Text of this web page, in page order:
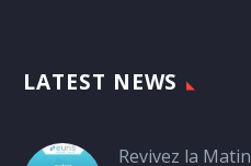
LATEST NEWS
Revivez la